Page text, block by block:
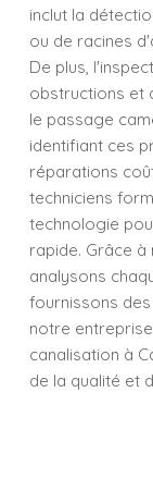
inclut la
ou de racines
De plus,
obstructions et
le passage
identifiant ces
réparations
techniciens
technologie
rapide. Grâce
analysons
fournissons
notre
canalisation à
de la qualité et